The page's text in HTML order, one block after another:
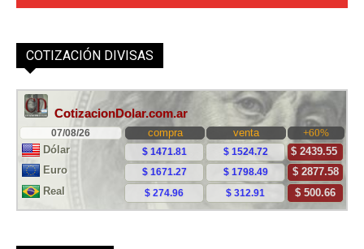
COTIZACIÓN DIVISAS